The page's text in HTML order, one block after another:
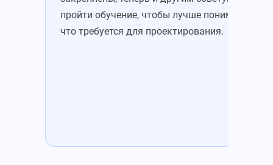
пройти обучение, чтобы лучше понимать,
что требуется для проектирования.